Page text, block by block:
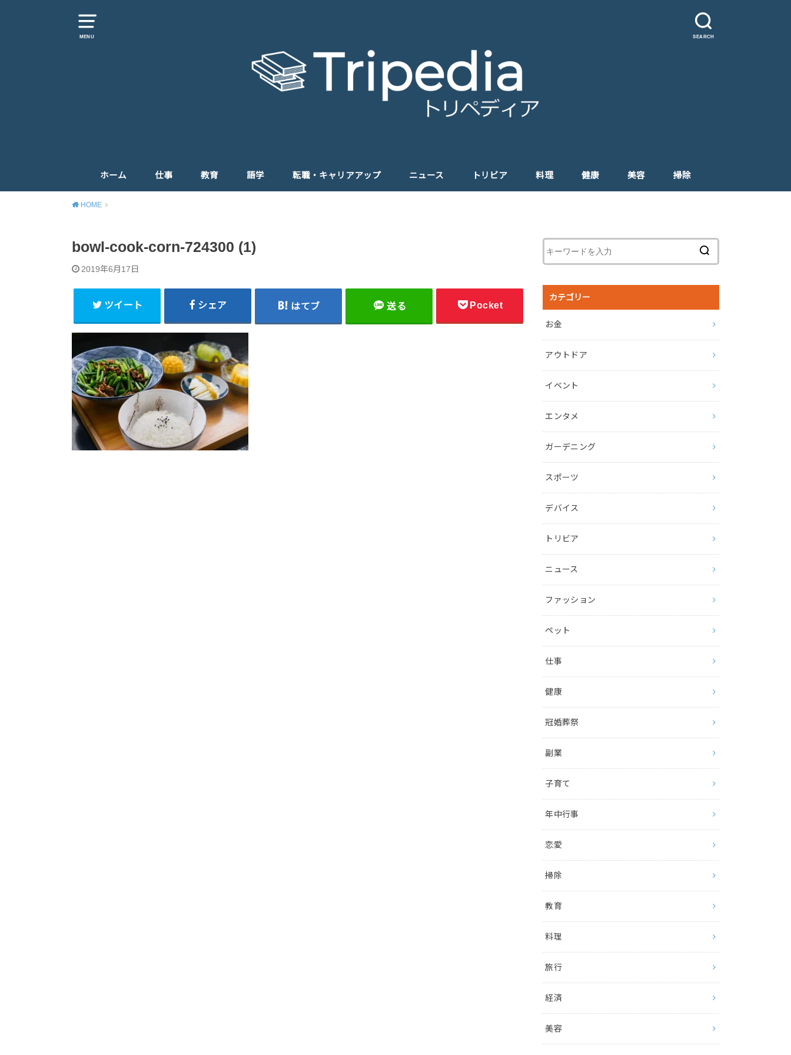
MENU SEARCH
ホーム 仕事 教育 語学 転職・キャリアアップ ニュース トリビア 料理 健康 美容 掃除
HOME
bowl-cook-corn-724300 (1)
2019年6月17日
ツイート シェア はてブ 送る Pocket
カテゴリー
お金
アウトドア
イベント
エンタメ
ガーデニング
スポーツ
デバイス
トリビア
ニュース
ファッション
ペット
仕事
健康
冠婚葬祭
副業
子育て
年中行事
恋愛
掃除
教育
料理
旅行
経済
美容